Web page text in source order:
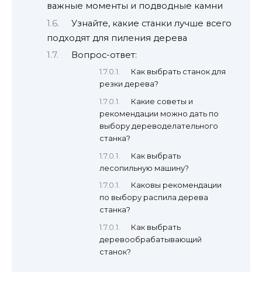
важные моменты и подводные камни
Узнайте, какие станки лучше всего
подходят для пиления дерева
Вопрос-ответ:
Как выбрать станок для
резки дерева?
Какие советы и
рекомендации можно дать по
выбору дереводелательного
станка?
Как выбрать
лесопильную машину?
Каковы рекомендации
по выбору распила дерева
станка?
Как выбрать
деревообрабатывающий
станок?